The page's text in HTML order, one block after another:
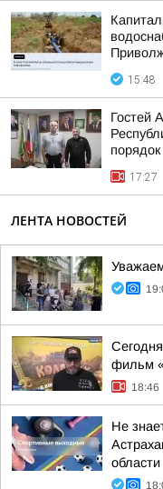
15:48
Гостей
порядок
17:27
ЛЕНТА НОВОСТЕЙ
фильм
18:46
Не